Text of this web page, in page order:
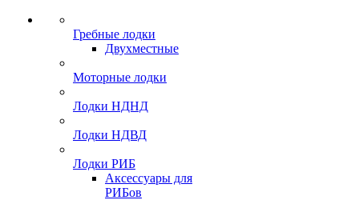
Гребные лодки
Двухместные
Моторные лодки
Лодки НДНД
Лодки НДВД
Лодки РИБ
Аксессуары для
РИБов